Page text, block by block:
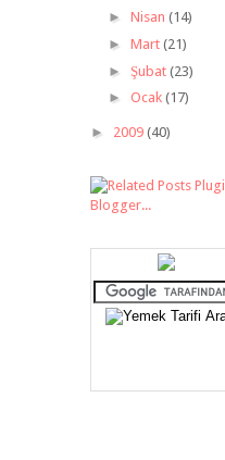
► Nisan (14)
► Mart (21)
► Şubat (23)
► Ocak (17)
► 2009 (40)